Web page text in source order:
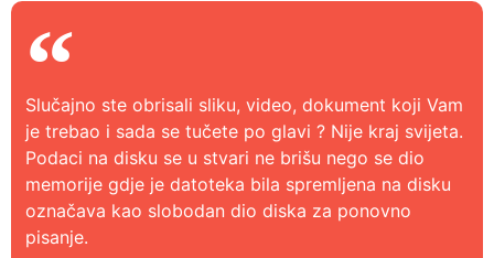
Slučajno ste obrisali sliku, video, dokument koji Vam
je trebao i sada se tučete po glavi ? Nije kraj svijeta.
Podaci na disku se u stvari ne brišu nego se dio
memorije gdje je datoteka bila spremljena na disku
označava kao slobodan dio diska za ponovno
pisanje.